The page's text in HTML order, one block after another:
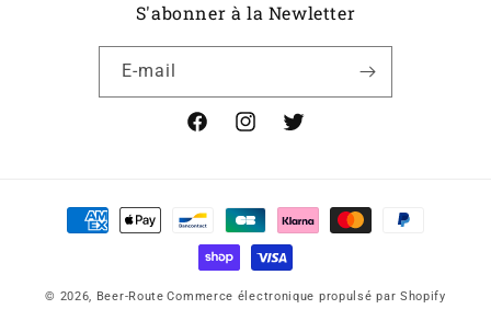
S'abonner à la Newletter
E-mail
FacebookInstagram
X
Moyens
© 2026, Beer-Route Commerce électronique propulsé par Shopify